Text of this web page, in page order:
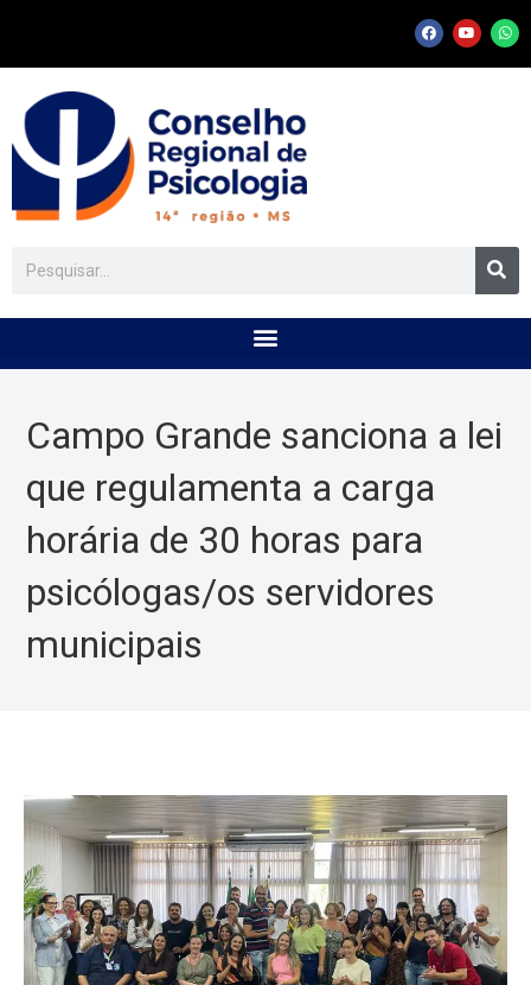
Campo Grande sanciona a lei
que regulamenta a carga
horária de 30 horas para
psicólogas/os servidores
municipais